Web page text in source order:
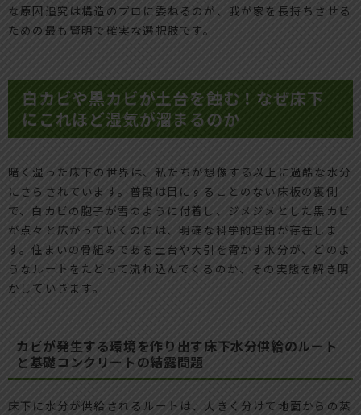
な原因追究は構造のプロに委ねるのが、我が家を長持ちさせる
ための最も賢明で確実な選択肢です。
白カビや黒カビが土台を蝕む！なぜ床下
にこれほど湿気が溜まるのか
暗く湿った床下の世界は、私たちが想像する以上に過酷な水分
にさらされています。普段は目にすることのない床板の裏側
で、白カビの胞子が雪のように付着し、ジメジメとした黒カビ
が点々と広がっていくのには、明確な科学的理由が存在しま
す。住まいの骨組みである土台や大引を脅かす水分が、どのよ
うなルートをたどって流れ込んでくるのか、その実態を解き明
かしていきます。
カビが発生する環境を作り出す床下水分供給のルート
と基礎コンクリートの結露問題
床下に水分が供給されるルートは、大きく分けて地面からの蒸